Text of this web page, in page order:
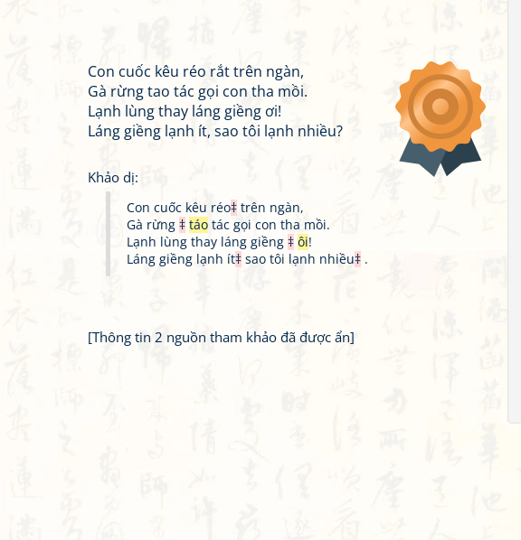
Con cuốc kêu réo rắt trên ngàn,
Gà rừng tao tác gọi con tha mồi.
Lạnh lùng thay láng giềng ơi!
Láng giềng lạnh ít, sao tôi lạnh nhiều?
Khảo dị:
Con cuốc kêu réo‡ trên ngàn,
Gà rừng ‡ táo tác gọi con tha mồi.
Lạnh lùng thay láng giềng ‡ ôi!
Láng giềng lạnh ít‡ sao tôi lạnh nhiều‡ .
[Thông tin 2 nguồn tham khảo đã được ẩn]